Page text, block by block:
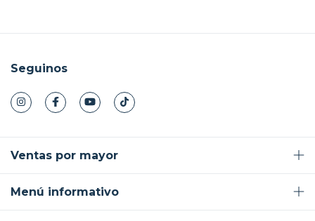
Seguinos
Ventas por mayor
Menú informativo